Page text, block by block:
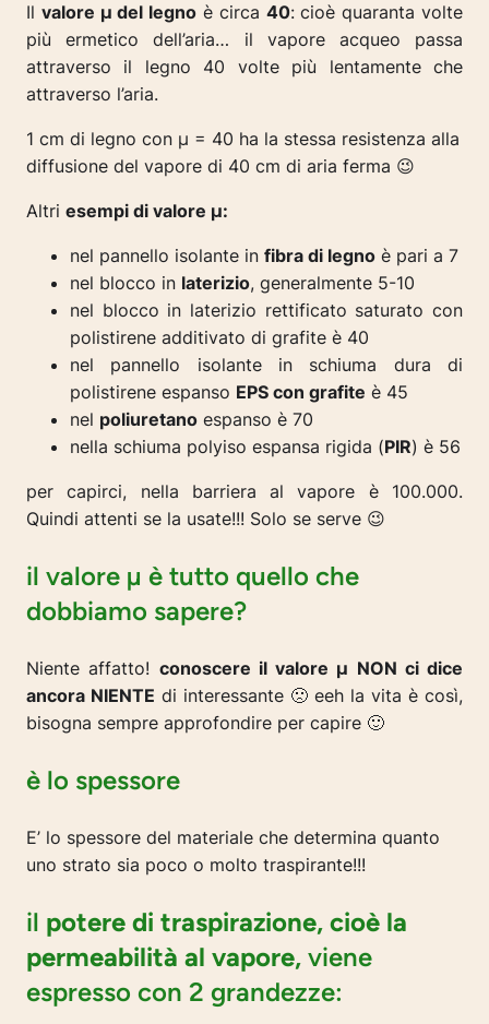
Il valore µ del legno è circa 40: cioè quaranta volte
più ermetico dell’aria… il vapore acqueo passa
attraverso il legno 40 volte più lentamente che
attraverso l’aria.
1 cm di legno con µ = 40 ha la stessa resistenza alla
diffusione del vapore di 40 cm di aria ferma 😉
Altri esempi di valore µ:
nel pannello isolante in fibra di legno è pari a 7
nel blocco in laterizio, generalmente 5-10
nel blocco in laterizio rettificato saturato con
polistirene additivato di grafite è 40
nel pannello isolante in schiuma dura di
polistirene espanso EPS con grafite è 45
nel poliuretano espanso è 70
nella schiuma polyiso espansa rigida (PIR) è 56
per capirci, nella barriera al vapore è 100.000.
Quindi attenti se la usate!!! Solo se serve 😉
il valore µ è tutto quello che
dobbiamo sapere?
Niente affatto! conoscere il valore µ NON ci dice
ancora NIENTE di interessante 🙁 eeh la vita è così,
bisogna sempre approfondire per capire 🙂
è lo spessore
E’ lo spessore del materiale che determina quanto
uno strato sia poco o molto traspirante!!!
il potere di traspirazione, cioè la
permeabilità al vapore, viene
espresso con 2 grandezze: